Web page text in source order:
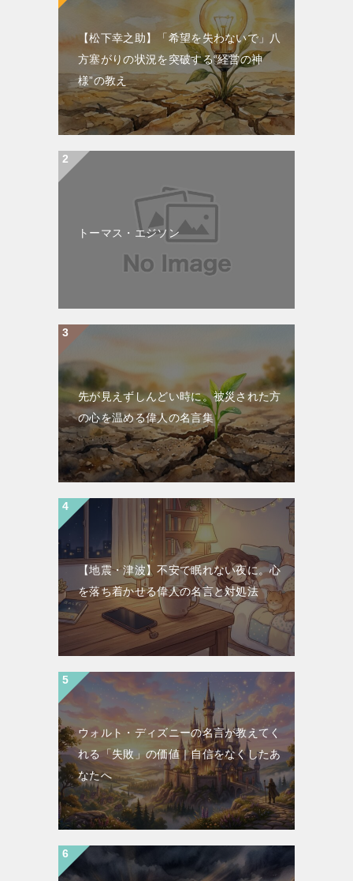
【松下幸之助】「希望を失わないで」八
方塞がりの状況を突破する“経営の神
様”の教え
トーマス・エジソン
先が見えずしんどい時に。被災された方
の心を温める偉人の名言集
【地震・津波】不安で眠れない夜に。心
を落ち着かせる偉人の名言と対処法
ウォルト・ディズニーの名言が教えてく
れる「失敗」の価値｜自信をなくしたあ
なたへ